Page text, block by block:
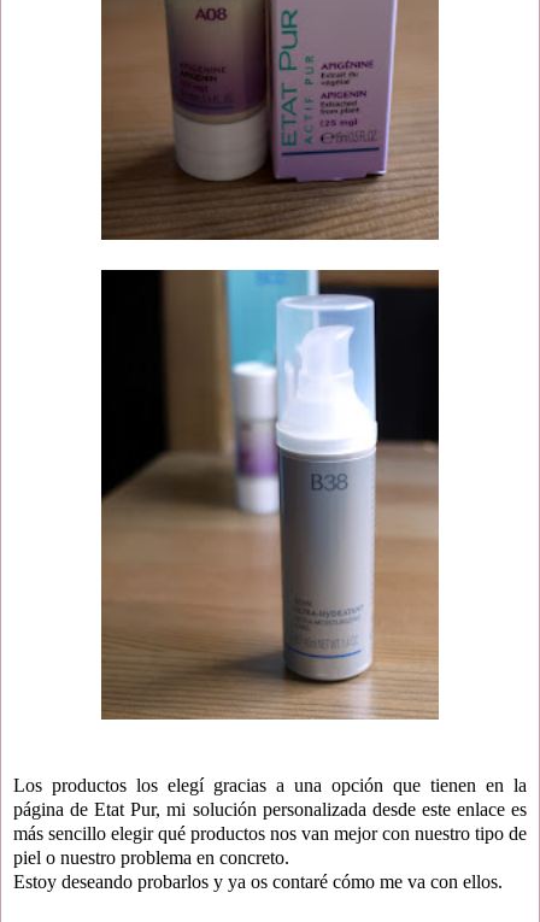
Los productos los elegí gracias a una opción que tienen en la
página de Etat Pur, mi solución personalizada desde este enlace es
más sencillo elegir qué productos nos van mejor con nuestro tipo de
piel o nuestro problema en concreto.
Estoy deseando probarlos y ya os contaré cómo me va con ellos.